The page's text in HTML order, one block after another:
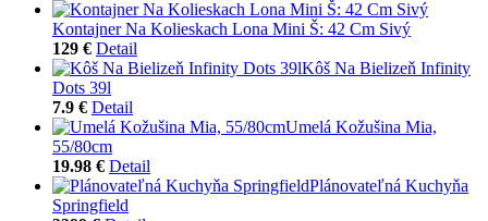
Kontajner Na Kolieskach Lona Mini Š: 42 Cm Sivý
129 € Detail
Kôš Na Bielizeň Infinity
Dots 39l
7.9 € Detail
Umelá Kožušina Mia,
55/80cm
19.98 € Detail
Plánovateľná Kuchyňa
Springfield